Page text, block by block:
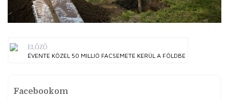
ELŐZŐ
ÉVENTE KÖZEL 50 MILLIÓ FACSEMETE KERÜL A FÖLDBE
Facebookom